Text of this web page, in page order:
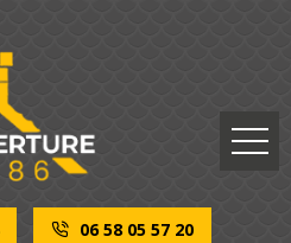
06 58 05 57 20